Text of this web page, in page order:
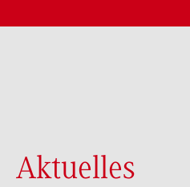
Aktuelles